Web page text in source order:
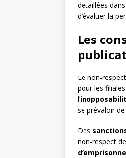
détaillées
d’évaluer la
Les
Le non-
pour les
l’
se prévaloir
Des
non-respect